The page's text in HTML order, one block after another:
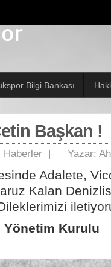
Bilgi Bankası
Başkan !
Haberler | Yazar:
Adalete,
Kalan
Yönetim Kurulu